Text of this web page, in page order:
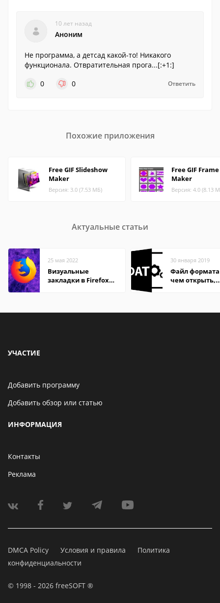
10 лет назад
Аноним
Не программа, а детсад какой-то! Никакого
функционала. Отвратительная прога...[:+1:]
0
0 Ответить
Похожие приложения
Free GIF Slideshow
Maker
Версия: 3.0 (7.53 МБ)
Free GIF Frame
Maker
Версия: 4.0 (8.13
Актуальные статьи
25 мая 2022
Визуальные
закладки в Firefox
30 января 2019
Файл формата
чем открыть,
УЧАСТИЕ
Добавить программу
Добавить обзор или статью
ИНФОРМАЦИЯ
Контакты
Реклама
DMCA Policy Условия и правила
Политика
конфиденциальности
© 1998 - 2026 freeSOFT ®